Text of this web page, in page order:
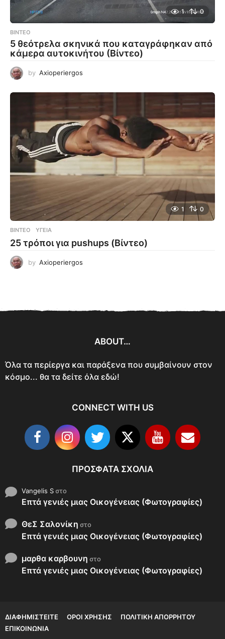
1 0
ΒΊΝΤΕΟ
5 θεότρελα σκηνικά που καταγράφηκαν από
κάμερα αυτοκινήτου (Βίντεο)
by Axioperiergos
1 0
ΒΊΝΤΕΟ ΥΓΕΊΑ
25 τρόποι για pushups (Βίντεο)
by Axioperiergos
ABOUT…
Όλα τα περίεργα και παράξενα που συμβαίνουν στον
κόσμο... θα τα δείτε όλα εδώ!
CONNECT WITH US
ΠΡΌΣΦΑΤΑ ΣΧΌΛΙΑ
Vangelis Sστο
Επτά γενιές μιας Οικογένειας (Φωτογραφίες)
ΘεΣ Σαλονίκη στο
Επτά γενιές μιας Οικογένειας (Φωτογραφίες)
μαρθα καρβουνη στο
Επτά γενιές μιας Οικογένειας (Φωτογραφίες)
ΔΙΑΦΗΜΙΣΤΕΊΤΕ ΌΡΟΙ ΧΡΉΣΗΣ
ΠΟΛΙΤΙΚΉ ΑΠΟΡΡΉΤΟΥ
ΕΠΙΚΟΙΝΩΝΊΑ